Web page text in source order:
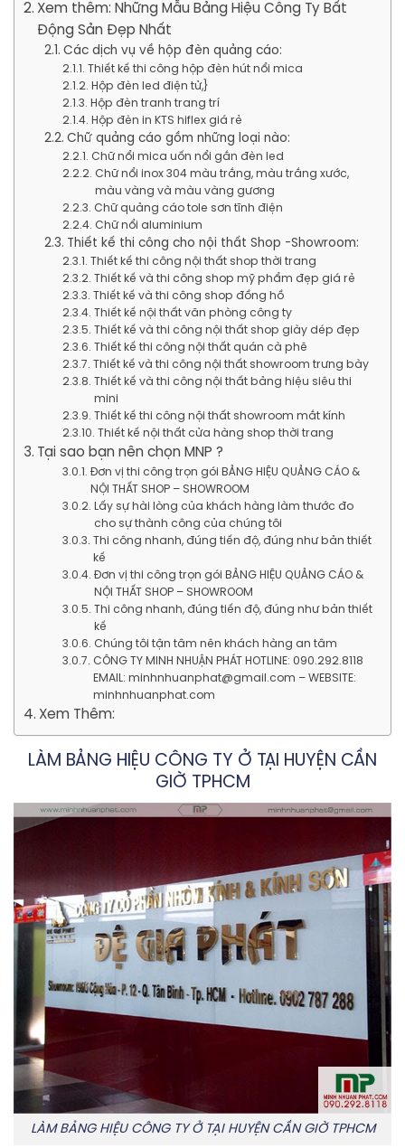
Xem thêm: Những Mẫu Bảng Hiệu Công Ty Bất
Động Sản Đẹp Nhất
Các dịch vụ về hộp đèn quảng cáo:
Thiết kế thi công hộp đèn hút nổi mica
Hộp đèn led điện tử,}
Hộp đèn tranh trang trí
Hộp đèn in KTS hiflex giá rẻ
Chữ quảng cáo gồm những loại nào:
Chữ nổi mica uốn nổi gắn đèn led
Chữ nổi inox 304 màu trắng, màu trắng xước,
màu vàng và màu vàng gương
Chữ quảng cáo tole sơn tĩnh điện
Chữ nổi aluminium
Thiết kế thi công cho nội thất Shop -Showroom:
Thiết kế thi công nội thất shop thời trang
Thiết kế và thi công shop mỹ phẩm đẹp giá rẻ
Thiết kế và thi công shop đồng hồ
Thiết kế nội thất văn phòng công ty
Thiết kế và thi công nội thất shop giày dép đẹp
Thiết kế thi công nội thất quán cà phê
Thiết kế và thi công nội thất showroom trưng bày
Thiết kế và thi công nội thất bảng hiệu siêu thi
mini
Thiết kế thi công nội thất showroom mắt kính
Thiết kế nội thất cửa hàng shop thời trang
Tại sao bạn nên chọn MNP ?
Đơn vị thi công trọn gói BẢNG HIỆU QUẢNG CÁO &
NỘI THẤT SHOP – SHOWROOM
Lấy sự hài lòng của khách hàng làm thước đo
cho sự thành công của chúng tôi
Thi công nhanh, đúng tiến độ, đúng như bản thiết
kế
Đơn vị thi công trọn gói BẢNG HIỆU QUẢNG CÁO &
NỘI THẤT SHOP – SHOWROOM
Thi công nhanh, đúng tiến độ, đúng như bản thiết
kế
Chúng tôi tận tâm nên khách hàng an tâm
CÔNG TY MINH NHUẬN PHÁT HOTLINE: 090.292.8118
EMAIL: minhnhuanphat@gmail.com – WEBSITE:
minhnhuanphat.com
Xem Thêm:
LÀM BẢNG HIỆU CÔNG TY Ở TẠI HUYỆN CẦN
GIỜ TPHCM
LÀM BẢNG HIỆU CÔNG TY Ở TẠI HUYỆN CẦN GIỜ TPHCM